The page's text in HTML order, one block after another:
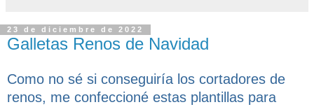
23 de diciembre de 2022
Galletas Renos de Navidad
Como no sé si conseguiría los cortadores de
renos, me confeccioné estas plantillas para